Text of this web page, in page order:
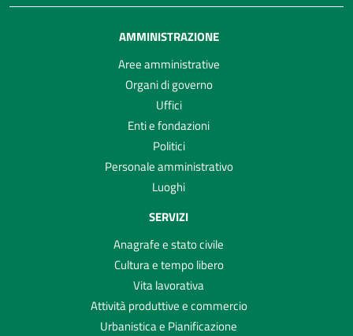
AMMINISTRAZIONE
Aree amministrative
Organi di governo
Uffici
Enti e fondazioni
Politici
Personale amministrativo
Luoghi
SERVIZI
Anagrafe e stato civile
Cultura e tempo libero
Vita lavorativa
Attività produttive e commercio
Urbanistica e Pianificazione